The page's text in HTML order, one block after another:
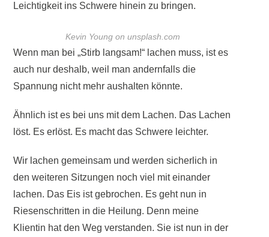
Leichtigkeit ins Schwere hinein zu bringen.
Kevin Young on unsplash.com
Wenn man bei „Stirb langsam!“ lachen muss, ist es
auch nur deshalb, weil man andernfalls die
Spannung nicht mehr aushalten könnte.
Ähnlich ist es bei uns mit dem Lachen. Das Lachen
löst. Es erlöst. Es macht das Schwere leichter.
Wir lachen gemeinsam und werden sicherlich in
den weiteren Sitzungen noch viel mit einander
lachen. Das Eis ist gebrochen. Es geht nun in
Riesenschritten in die Heilung. Denn meine
Klientin hat den Weg verstanden. Sie ist nun in der